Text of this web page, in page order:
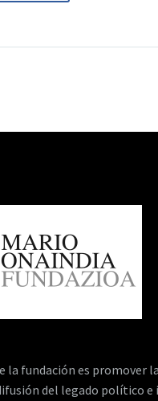
la fundación es promover
del legado político